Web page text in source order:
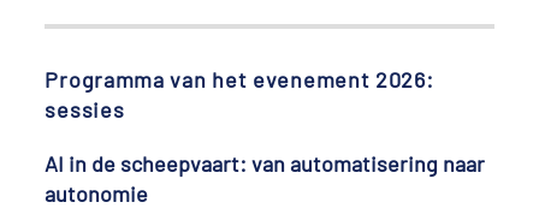
Programma van het evenement 2026:
sessies
AI in de scheepvaart: van automatisering naar
autonomie